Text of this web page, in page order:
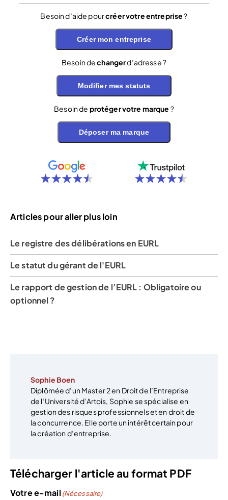
Besoin d’aide pourcréer votre entreprise?
Créer mon entreprise
Besoin dechangerd’adresse ?
Modifier mes statuts
Besoin de protéger votre marque ?
Déposer ma marque
Articles pour aller plus loin
Le registre des délibérations en EURL
Le statut du gérant de l'EURL
Le rapport de gestion de l’EURL : Obligatoire ou
optionnel ?
Sophie Boen
Diplômée d’un Master 2 en Droit de l’Entreprise
de l’Université d’Artois, Sophie se spécialise en
gestion des risques professionnels et en droit de
la concurrence. Elle porte un intérêt certain pour
la création d’entreprise.
Télécharger l'article au format PDF
Votre e-mail (Nécessaire)